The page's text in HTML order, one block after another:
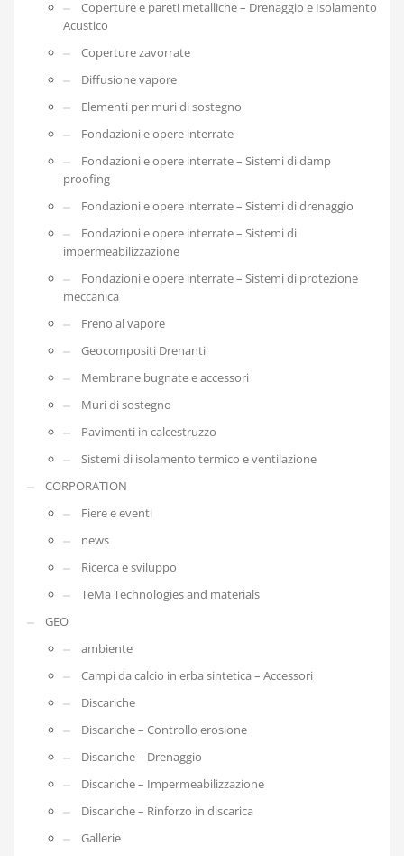
Coperture e pareti metalliche – Drenaggio e Isolamento
Acustico
Coperture zavorrate
Diffusione vapore
Elementi per muri di sostegno
Fondazioni e opere interrate
Fondazioni e opere interrate – Sistemi di damp
proofing
Fondazioni e opere interrate – Sistemi di drenaggio
Fondazioni e opere interrate – Sistemi di
impermeabilizzazione
Fondazioni e opere interrate – Sistemi di protezione
meccanica
Freno al vapore
Geocompositi Drenanti
Membrane bugnate e accessori
Muri di sostegno
Pavimenti in calcestruzzo
Sistemi di isolamento termico e ventilazione
CORPORATION
Fiere e eventi
news
Ricerca e sviluppo
TeMa Technologies and materials
GEO
ambiente
Campi da calcio in erba sintetica – Accessori
Discariche
Discariche – Controllo erosione
Discariche – Drenaggio
Discariche – Impermeabilizzazione
Discariche – Rinforzo in discarica
Gallerie